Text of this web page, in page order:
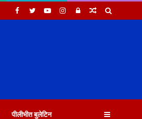
Random
Log
Instagram
YouTube
Twitter
Facebook
पीलीभीत बुलेटिन Sidebar